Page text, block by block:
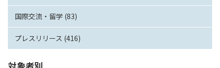
国際交流・留学 (83)
プレスリリース (416)